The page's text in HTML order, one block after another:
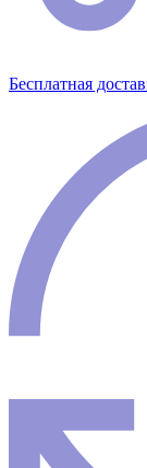
Бесплатная